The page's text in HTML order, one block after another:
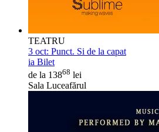
TEATRU
3 oct: Punct. Si de la capat
ia Bilet
de la 13868 lei
Sala Luceafărul